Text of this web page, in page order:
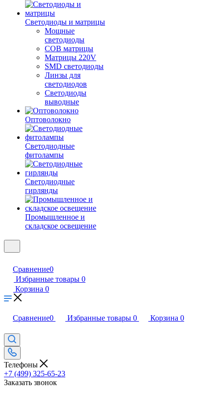
Светодиоды и матрицы
Мощные
светодиоды
COB матрицы
Матрицы 220V
SMD светодиоды
Линзы для
светодиодов
Светодиоды
выводные
Оптоволокно
Светодиодные
фитолампы
Светодиодные
гирлянды
Промышленное и
складское освещение
Сравнение0
Избранные товары 0
Корзина 0
Сравнение0 Избранные товары 0 Корзина 0
Телефоны
+7 (499) 325-65-23
Заказать звонок